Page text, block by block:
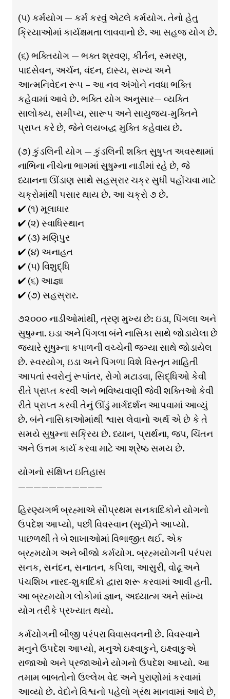
(૫) કર્મયોગ — કર્મ કરવું એટલે કર્મયોગ. તેનો હેતુ
ક્રિયાઓમાં કાર્યક્ષમતા લાવવાનો છે. આ સહજ યોગ છે.
(૬) ભક્તિયોગ — ભક્ત શ્રવણ, કીર્તન, સ્મરણ,
પાદસેવન, અર્ચન, વંદન, દાસ્ય, સખ્ય અને
આત્મનિવેદન રૂપ – આ નવ અંગોને નવધા ભક્તિ
કહેવામાં આવે છે. ભક્તિ યોગ અનુસાર— વ્યક્તિ
સાલોક્ય, સમીપ્ય, સારૂપ અને સાયુજ્ય-મુક્તિને
પ્રાપ્ત કરે છે, જેને લયબદ્ધ મુક્તિ કહેવાય છે.
(૭) કુંડલિની યોગ — કુંડલિની શક્તિ સુષુપ્ત અવસ્થામાં
નાભિના નીચેના ભાગમાં સુષુમ્ના નાડીમાં રહે છે, જે
ધ્યાનના ઊંડાણ સાથે સહસ્રાર ચક્ર સુધી પહોંચવા માટે
ચક્રોમાંથી પસાર થાય છે. આ ચક્રો ૭ છે.
✔ (૧) મૂલાધાર
✔ (૨) સ્વાધિસ્થાન
✔ (૩) મણિપુર
✔ (૪) અનાહત
✔ (૫) વિશુદ્ધિ
✔ (૬) આજ્ઞા
✔ (૭) સહસ્રાર.
૭૨૦૦૦ નાડીઓમાંથી, ત્રણ મુખ્ય છે: ઇડા, પિંગલા અને
સુષુમ્ના. ઇડા અને પિંગલા બંને નાસિકા સાથે જોડાયેલા છે
જ્યારે સુષુમ્ના કપાળની વચ્ચેની જગ્યા સાથે જોડાયેલ
છે. સ્વરયોગ, ઇડા અને પિંગળા વિશે વિસ્તૃત માહિતી
આપતાં સ્વરોનું રૂપાંતર, રોગો મટાડવા, સિદ્ધિઓ કેવી
રીતે પ્રાપ્ત કરવી અને ભવિષ્યવાણી જેવી શક્તિઓ કેવી
રીતે પ્રાપ્ત કરવી તેનું ઊંડું માર્ગદર્શન આપવામાં આવ્યું
છે. બંને નાસિકાઓમાંથી શ્વાસ લેવાનો અર્થ એ છે કે તે
સમયે સુષુમ્ના સક્રિય છે. ધ્યાન, પ્રાર્થના, જપ, ચિંતન
અને ઉત્તમ કાર્ય કરવા માટે આ શ્રેષ્ઠ સમય છે.
યોગનો સંક્ષિપ્ત ઇતિહાસ
———————————
હિરણ્યગર્ભ બ્રહ્માએ સૌપ્રથમ સનકાદિકોને યોગનો
ઉપદેશ આપ્યો, પછી વિવસ્વાન (સૂર્ય)ને આપ્યો.
પાછળથી તે બે શાખાઓમાં વિભાજીત થઈ. એક
બ્રહ્મયોગ અને બીજો કર્મયોગ. બ્રહ્મયોગની પરંપરા
સનક, સનંદન, સનાતન, કપિલા, આસુરી, વોઢૂ અને
પંચશિખ નારદ-શુકાદિકો દ્વારા શરૂ કરવામાં આવી હતી.
આ બ્રહ્મયોગ લોકોમાં જ્ઞાન, અધ્યાત્મ અને સાંખ્ય
યોગ તરીકે પ્રખ્યાત થયો.
કર્મયોગની બીજી પરંપરા વિવાસવનની છે. વિવસ્વાને
મનુને ઉપદેશ આપ્યો, મનુએ ઇક્ષ્વાકુને, ઇક્ષ્વાકુએ
રાજાઓ અને પ્રજાઓને યોગનો ઉપદેશ આપ્યો. આ
તમામ બાબતોનો ઉલ્લેખ વેદ અને પુરાણોમાં કરવામાં
આવ્યો છે. વેદોને વિશ્વનો પહેલો ગ્રંથ માનવામાં આવે છે,